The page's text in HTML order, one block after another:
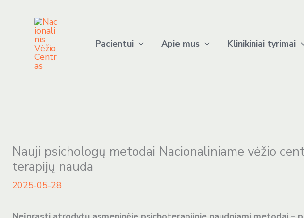
Pacientui Apie mus Klinikiniai tyrimai
Nauji psichologų metodai Nacionaliniame vėžio
terapijų nauda
2025-05-28